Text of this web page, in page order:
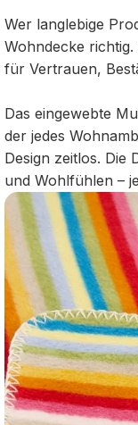
Wer langlebige
Wohndecke
für Vertrauen,
Das eingewebte
der jedes
Design zeitlos. Die
und Wohlfühlen –